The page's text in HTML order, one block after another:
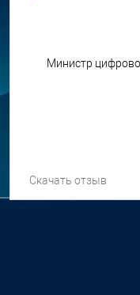
Скачать отзыв